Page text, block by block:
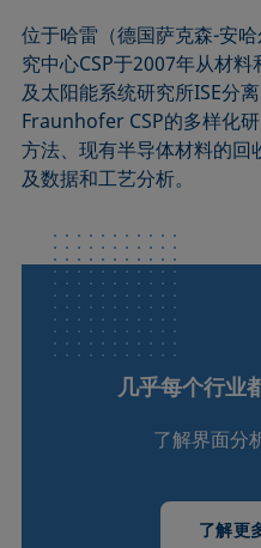
位于哈雷（德国萨克森-安
究中心CSP于2007年从材
及太阳能系统研究所ISE分
Fraunhofer CSP的多样化
方法、现有半导体材料的回
及数据和工艺分析。
几乎每个行业
了解界面分
了解更